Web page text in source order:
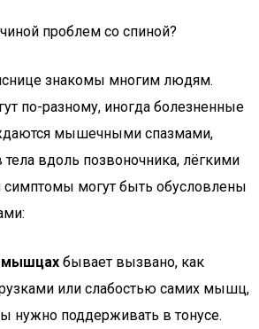
проблем со спиной?
знакомы многим людям.
по-разному, иногда болезненные
мышечными спазмами,
вдоль позвоночника, лёгкими
симптомы могут быть обусловлены
мышцах бывает вызвано, как
или слабостью самих мышц,
нужно поддерживать в тонусе.